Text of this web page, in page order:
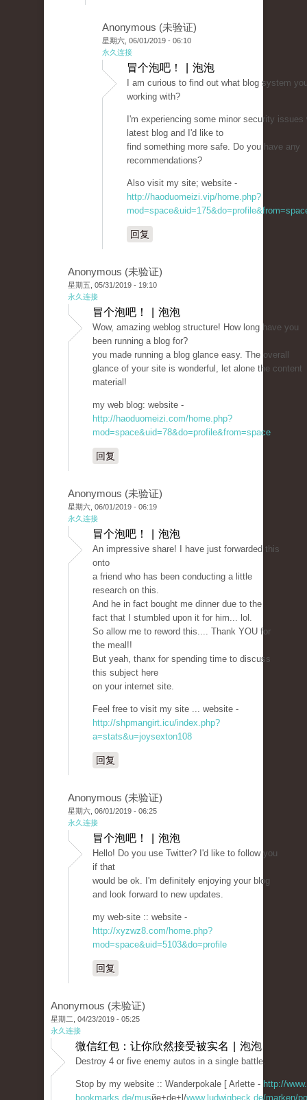
Anonymous (未验证)
星期六, 06/01/2019 - 06:10
永久连接
冒个泡吧！ | 泡泡
I am curious to find out what blog system
working with?
I'm experiencing some minor security issues
latest blog and I'd like to
find something more safe. Do you have any
recommendations?
Also visit my site; website -
http://haoduomeizi.vip/home.php?
回复
Anonymous (未验证)
星期五, 05/31/2019 - 19:10
永久连接
冒个泡吧！ | 泡泡
Wow, amazing weblog structure! How long have you
been running a blog for?
you made running a blog glance easy. The overall
glance of your site is wonderful, let alone the content
material!
my web blog: website -
http://haoduomeizi.com/home.php?
mod=space&uid=78&do=profile&from=space
回复
Anonymous (未验证)
星期六, 06/01/2019 - 06:19
永久连接
冒个泡吧！ | 泡泡
An impressive share! I have just forwarded this
onto
a friend who has been conducting a little
research on this.
And he in fact bought me dinner due to the
fact that I stumbled upon it for him... lol.
So allow me to reword this.... Thank YOU for
the meal!!
But yeah, thanx for spending time to discuss
this subject here
on your internet site.
Feel free to visit my site ... website -
http://shpmangirt.icu/index.php?
a=stats&u=joysexton108
回复
Anonymous (未验证)
星期六, 06/01/2019 - 06:25
永久连接
冒个泡吧！ | 泡泡
Hello! Do you use Twitter? I'd like to follow you
if that
would be ok. I'm definitely enjoying your blog
and look forward to new updates.
my web-site :: website -
http://xyzwz8.com/home.php?
mod=space&uid=5103&do=profile
回复
Anonymous (未验证)
星期二, 04/23/2019 - 05:25
永久连接
微信红包：让你欣然接受被实名 | 泡泡
Destroy 4 or five enemy autos in a single battle.
Stop by my website :: Wanderpokale [ Arlette - http://
bookmarks.de/musйe+de+l/www.ludwigbeck.de/marken/